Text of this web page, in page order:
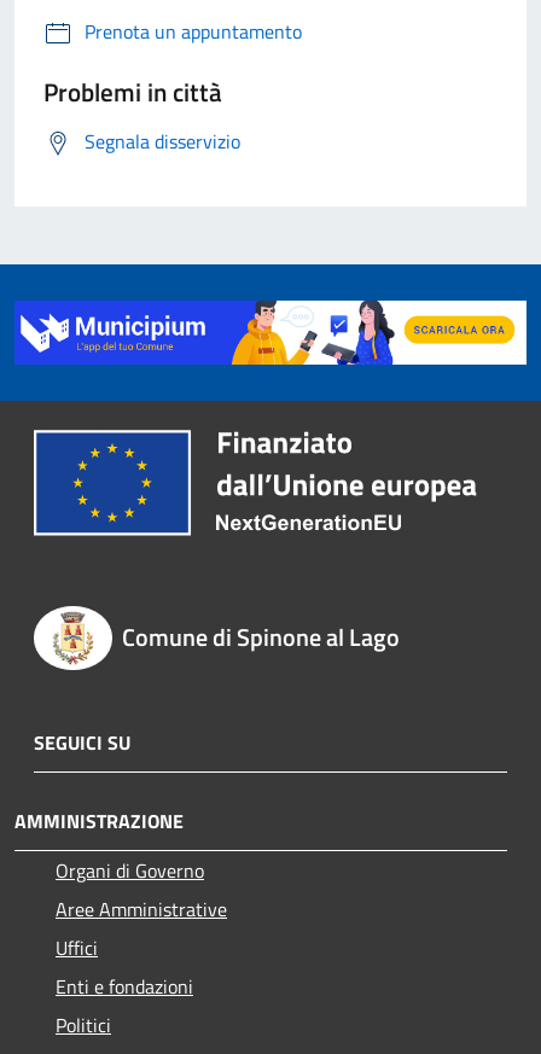
Prenota un appuntamento
Problemi in città
Segnala disservizio
Comune di Spinone al Lago
SEGUICI SU
AMMINISTRAZIONE
Organi di Governo
Aree Amministrative
Uffici
Enti e fondazioni
Politici